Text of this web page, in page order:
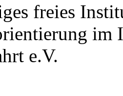
freies
im
e.V.